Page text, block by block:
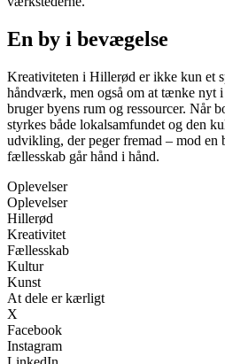
En by i bevægelse
Kreativiteten i Hillerød er ikke kun et
håndværk, men også om at tænke nyt
bruger byens rum og ressourcer. Når
styrkes både lokalsamfundet og den
udvikling, der peger fremad – mod en
fællesskab går hånd i hånd.
Oplevelser
Oplevelser
Hillerød
Kreativitet
Fællesskab
Kultur
Kunst
At dele er kærligt
X
Facebook
Instagram